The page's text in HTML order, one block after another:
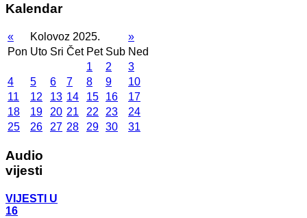
Kalendar
« Kolovoz 2025.
»
Pon Uto Sri Čet Pet Sub Ned
1
2
3
4
5 6 7 8 9
10
11
12 13 14 15 16
17
18
19 20 21 22 23
24
25
26 27 28 29 30 31
Audio
vijesti
VIJESTI U
16